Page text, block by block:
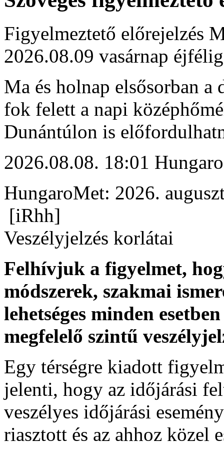
Figyelmeztető előrejelzés
2026.08.09 vasárnap éjfélig
Ma és holnap elsősorban
fok felett a napi
Dunántúlon is
2026.08.08. 18:01
HungaroMet: 2026.
[iRhh]
Veszélyjelzés korlátai
Felhívjuk a figyelmet,
módszerek, szakmai
lehetséges minden
megfelelő szintű
Egy térségre kiadott
jelenti, hogy az időjárási
veszélyes időjárási
riasztott és az ahhoz közel